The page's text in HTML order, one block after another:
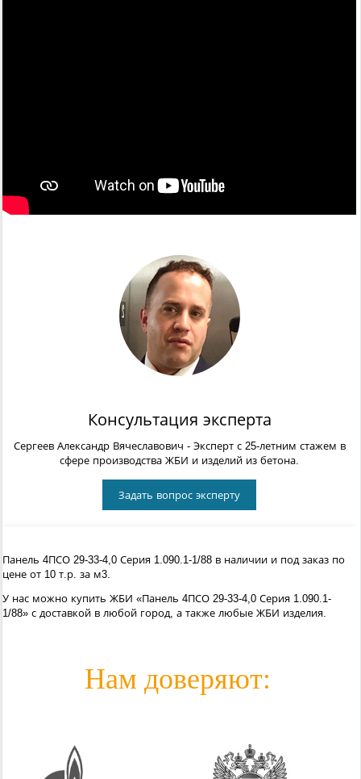
Консультация эксперта
Сергеев Александр Вячеславович - Эксперт с 25-летним стажем в
сфере производства ЖБИ и изделий из бетона.
Задать вопрос эксперту
Панель 4ПСО 29-33-4,0 Серия 1.090.1-1/88 в наличии и под заказ по
цене от 10 т.р. за м3.
У нас можно купить ЖБИ «Панель 4ПСО 29-33-4,0 Серия 1.090.1-
1/88» с доставкой в любой город, а также любые ЖБИ изделия.
Нам доверяют: